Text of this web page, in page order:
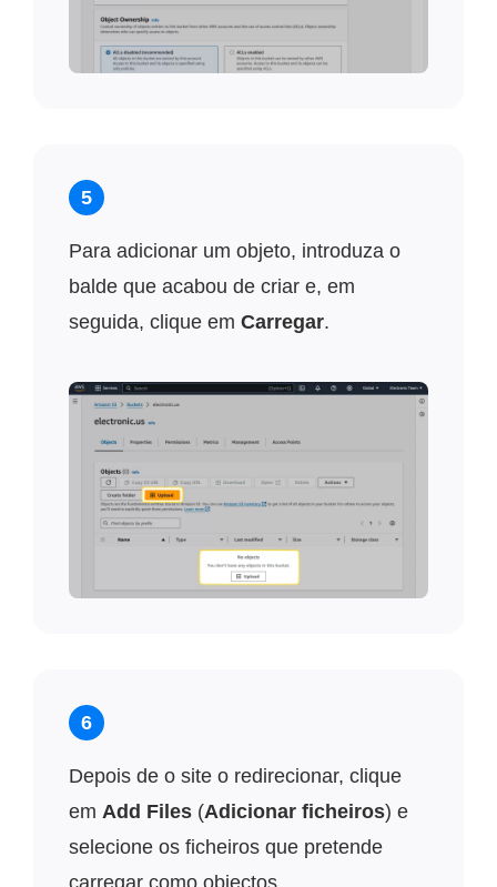
5
Para adicionar um objeto, introduza o
balde que acabou de criar e, em
seguida, clique em Carregar.
6
Depois de o site o redirecionar, clique
em Add Files (Adicionar ficheiros) e
selecione os ficheiros que pretende
carregar como objectos.